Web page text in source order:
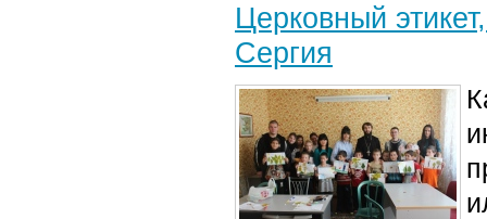
Церковный
Сергия